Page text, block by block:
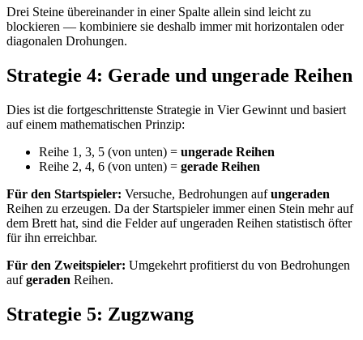
Drei Steine übereinander in einer Spalte allein sind leicht zu
blockieren — kombiniere sie deshalb immer mit horizontalen oder
diagonalen Drohungen.
Strategie 4: Gerade und ungerade Reihen
Dies ist die fortgeschrittenste Strategie in Vier Gewinnt und basiert
auf einem mathematischen Prinzip:
Reihe 1, 3, 5 (von unten) = ungerade Reihen
Reihe 2, 4, 6 (von unten) = gerade Reihen
Für den Startspieler: Versuche, Bedrohungen aufungeraden
Reihen zu erzeugen. Da der Startspieler immer einen Stein mehr auf
dem Brett hat, sind die Felder auf ungeraden Reihen statistisch öfter
für ihn erreichbar.
Für den Zweitspieler: Umgekehrt profitierst du von Bedrohungen
aufgeraden Reihen.
Strategie 5: Zugzwang